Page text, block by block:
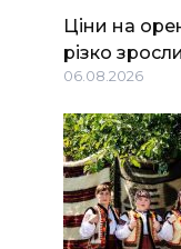
Ціни на
різко
06.08.2026